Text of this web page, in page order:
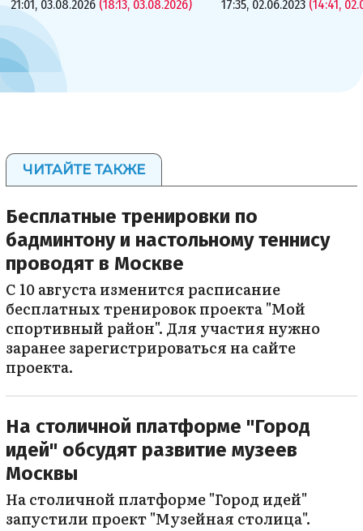
21:01, 03.08.2026 (18:13, 03.08.2026) 17:35, 02.06.2023 (14:41,
ЧИТАЙТЕ ТАКЖЕ
Бесплатные тренировки по
бадминтону и настольному теннису
проводят в Москве
С 10 августа изменится расписание
бесплатных тренировок проекта "Мой
спортивный район". Для участия нужно
заранее зарегистрироваться на сайте
проекта.
На столичной платформе "Город
идей" обсудят развитие музеев
Москвы
На столичной платформе "Город идей"
запустили проект "Музейная столица".